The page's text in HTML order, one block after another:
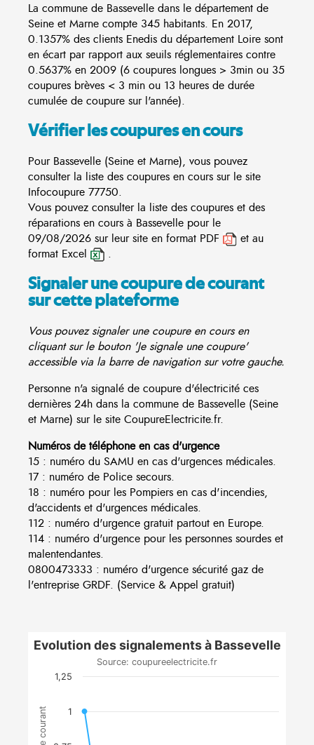
La commune de Bassevelle dans le département de
Seine et Marne compte 345 habitants. En 2017,
0.1357% des clients Enedis du département Loire sont
en écart par rapport aux seuils réglementaires contre
0.5637% en 2009 (6 coupures longues > 3min ou 35
coupures brèves < 3 min ou 13 heures de durée
cumulée de coupure sur l'année).
Vérifier les coupures en cours
Pour Bassevelle (Seine et Marne), vous pouvez
consulter la liste des coupures en cours sur le site
Infocoupure 77750.
Vous pouvez consulter la liste des coupures et des
réparations en cours à Bassevelle pour le
09/08/2026 sur leur site en format PDF
et au
format Excel
.
Signaler une coupure de courant
sur cette plateforme
Vous pouvez signaler une coupure en cours en
cliquant sur le bouton 'Je signale une coupure'
accessible via la barre de navigation sur votre gauche.
Personne n'a signalé de coupure d'électricité ces
dernières 24h dans la commune de Bassevelle (Seine
et Marne) sur le site CoupureElectricite.fr.
Numéros de téléphone en cas d'urgence
15 : numéro du SAMU en cas d'urgences médicales.
17 : numéro de Police secours.
18 : numéro pour les Pompiers en cas d'incendies,
d'accidents et d'urgences médicales.
112 : numéro d'urgence gratuit partout en Europe.
114 : numéro d'urgence pour les personnes sourdes et
malentendantes.
0800473333 : numéro d'urgence sécurité gaz de
l'entreprise GRDF. (Service & Appel gratuit)
Evolution des signalements à Bassevelle
Source: coupureelectricite.fr
1
1,25